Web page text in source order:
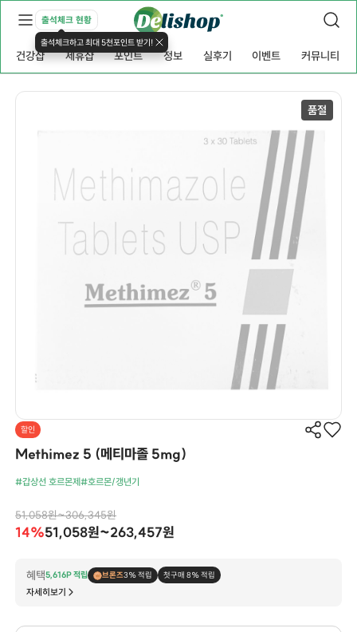
출석체크 현황
출석체크하고 최대 5천포인트 받기!
건강샵 제휴샵 포인트 정보 실후기 이벤트 커뮤니티
할인
Methimez 5 (메티마졸 5mg)
#갑상선 호르몬제#호르몬/갱년기
51,058원~306,345원
14%51,058원~263,457원
혜택5,616P 적립 브론즈3% 적립 첫구매 8% 적립
자세히보기